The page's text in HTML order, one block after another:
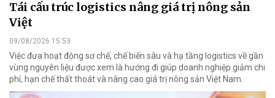
Tái cấu trúc logistics nâng giá trị nông sản
Việt
09/08/2026 15:53
Việc đưa hoạt động sơ chế, chế biến sâu và hạ tầng logistics về gần
vùng nguyên liệu được xem là hướng đi giúp doanh nghiệp giảm chi
phí, hạn chế thất thoát và nâng cao giá trị nông sản Việt Nam.